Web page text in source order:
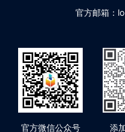
官方邮箱：
官方微信公众号 添